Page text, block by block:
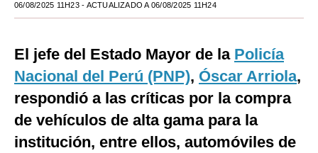
México
España
Internacional
Tecnología
06/08/2025 11H23- ACTUALIZADO A 06/08/2025 11H24
El jefe del Estado Mayor de la Policía
Nacional del Perú (PNP), Óscar Arriola,
respondió a las críticas por la compra
de vehículos de alta gama para la
institución, entre ellos, automóviles de